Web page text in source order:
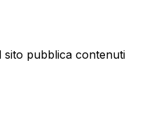
sito pubblica contenuti